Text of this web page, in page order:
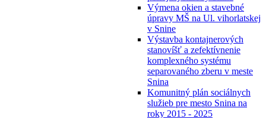
Výmena okien a stavebné
úpravy MŠ na Ul. vihorlatskej
v Snine
Výstavba kontajnerových
stanovíšť a zefektívnenie
komplexného systému
separovaného zberu v meste
Snina
Komunitný plán sociálnych
služieb pre mesto Snina na
roky 2015 - 2025